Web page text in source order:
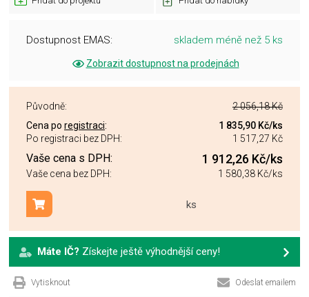
Dostupnost EMAS: skladem méně než 5 ks
Zobrazit dostupnost na prodejnách
Původně:
2 056,18 Kč
Cena po registraci: 1 835,90 Kč/ks
Po registraci bez DPH:
1 517,27 Kč
Vaše cena s DPH: 1 912,26 Kč/ks
Vaše cena bez DPH: 1 580,38 Kč/ks
ks
Přidat do košíku
Máte IČ? Získejte ještě výhodnější ceny!
Vytisknout Odeslat emailem